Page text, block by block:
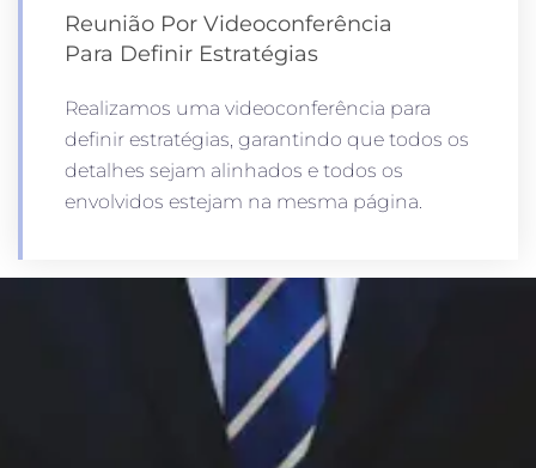
Reunião Por Videoconferência
Para Definir Estratégias
Realizamos uma videoconferência para
definir estratégias, garantindo que todos os
detalhes sejam alinhados e todos os
envolvidos estejam na mesma página.